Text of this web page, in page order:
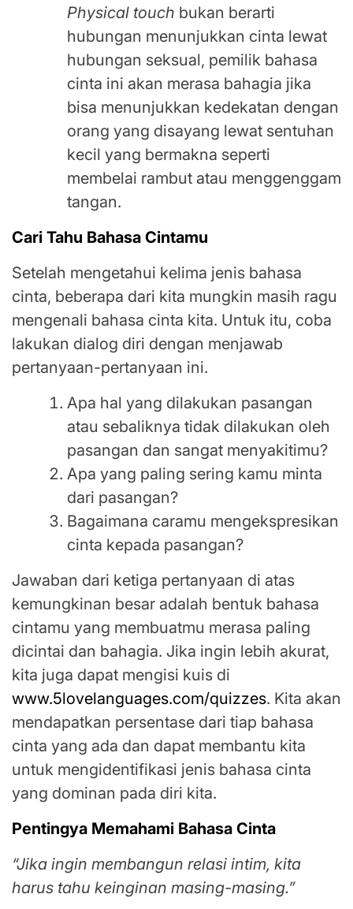
Physical touch bukan berarti
hubungan menunjukkan cinta lewat
hubungan seksual, pemilik bahasa
cinta ini akan merasa bahagia jika
bisa menunjukkan kedekatan dengan
orang yang disayang lewat sentuhan
kecil yang bermakna seperti
membelai rambut atau menggenggam
tangan.
Cari Tahu Bahasa Cintamu
Setelah mengetahui kelima jenis bahasa
cinta, beberapa dari kita mungkin masih ragu
mengenali bahasa cinta kita. Untuk itu, coba
lakukan dialog diri dengan menjawab
pertanyaan-pertanyaan ini.
Apa hal yang dilakukan pasangan
atau sebaliknya tidak dilakukan oleh
pasangan dan sangat menyakitimu?
Apa yang paling sering kamu minta
dari pasangan?
Bagaimana caramu mengekspresikan
cinta kepada pasangan?
Jawaban dari ketiga pertanyaan di atas
kemungkinan besar adalah bentuk bahasa
cintamu yang membuatmu merasa paling
dicintai dan bahagia. Jika ingin lebih akurat,
kita juga dapat mengisi kuis di
www.5lovelanguages.com/quizzes. Kita akan
mendapatkan persentase dari tiap bahasa
cinta yang ada dan dapat membantu kita
untuk mengidentifikasi jenis bahasa cinta
yang dominan pada diri kita.
Pentingya Memahami Bahasa Cinta
“Jika ingin membangun relasi intim, kita
harus tahu keinginan masing-masing.”